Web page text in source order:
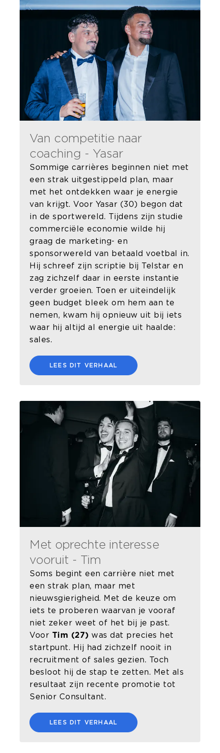
Van competitie naar
coaching - Yasar
Sommige carrières beginnen niet met
een strak uitgestippeld plan, maar
met het ontdekken waar je energie
van krijgt. Voor Yasar (30) begon dat
in de sportwereld. Tijdens zijn studie
commerciële economie wilde hij
graag de marketing- en
sponsorwereld van betaald voetbal in.
Hij schreef zijn scriptie bij Telstar en
zag zichzelf daar in eerste instantie
verder groeien. Toen er uiteindelijk
geen budget bleek om hem aan te
nemen, kwam hij opnieuw uit bij iets
waar hij altijd al energie uit haalde:
sales.
LEES DIT VERHAAL
Met oprechte interesse
vooruit - Tim
Soms begint een carrière niet met
een strak plan, maar met
nieuwsgierigheid. Met de keuze om
iets te proberen waarvan je vooraf
niet zeker weet of het bij je past.
Voor Tim (27) was dat precies het
startpunt. Hij had zichzelf nooit in
recruitment of sales gezien. Toch
besloot hij de stap te zetten. Met als
resultaat zijn recente promotie tot
Senior Consultant.
LEES DIT VERHAAL